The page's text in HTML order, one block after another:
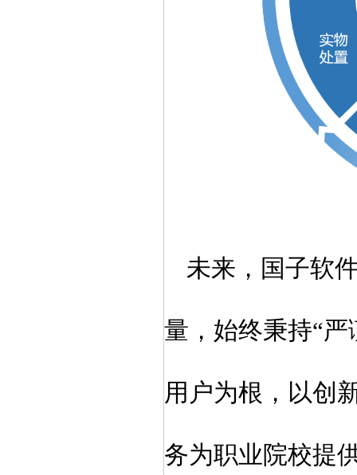
未来，国子软
量， 始终秉持“严
用户为根，以创
务为职业院校提